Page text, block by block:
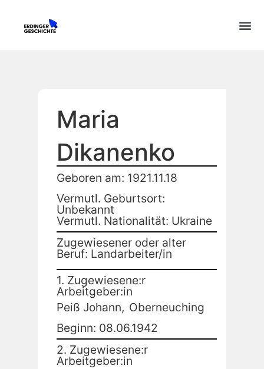
Maria
Dikanenko
Geboren am: 1921.11.18
Vermutl. Geburtsort:
Unbekannt
Vermutl. Nationalität: Ukraine
Zugewiesener oder alter
Beruf: Landarbeiter/in
1. Zugewiesene:r
Arbeitgeber:in
Peiß Johann, Oberneuching
Beginn: 08.06.1942
2. Zugewiesene:r
Arbeitgeber:in